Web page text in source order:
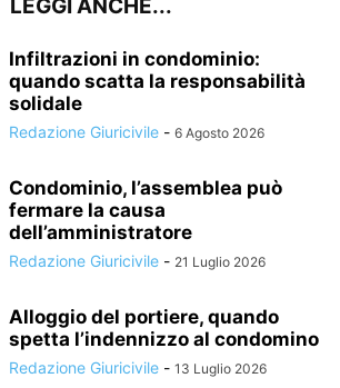
LEGGI ANCHE...
Infiltrazioni in condominio:
quando scatta la responsabilità
solidale
Redazione Giuricivile - 6 Agosto 2026
Condominio, l’assemblea può
fermare la causa
dell’amministratore
Redazione Giuricivile - 21 Luglio 2026
Alloggio del portiere, quando
spetta l’indennizzo al condomino
Redazione Giuricivile - 13 Luglio 2026